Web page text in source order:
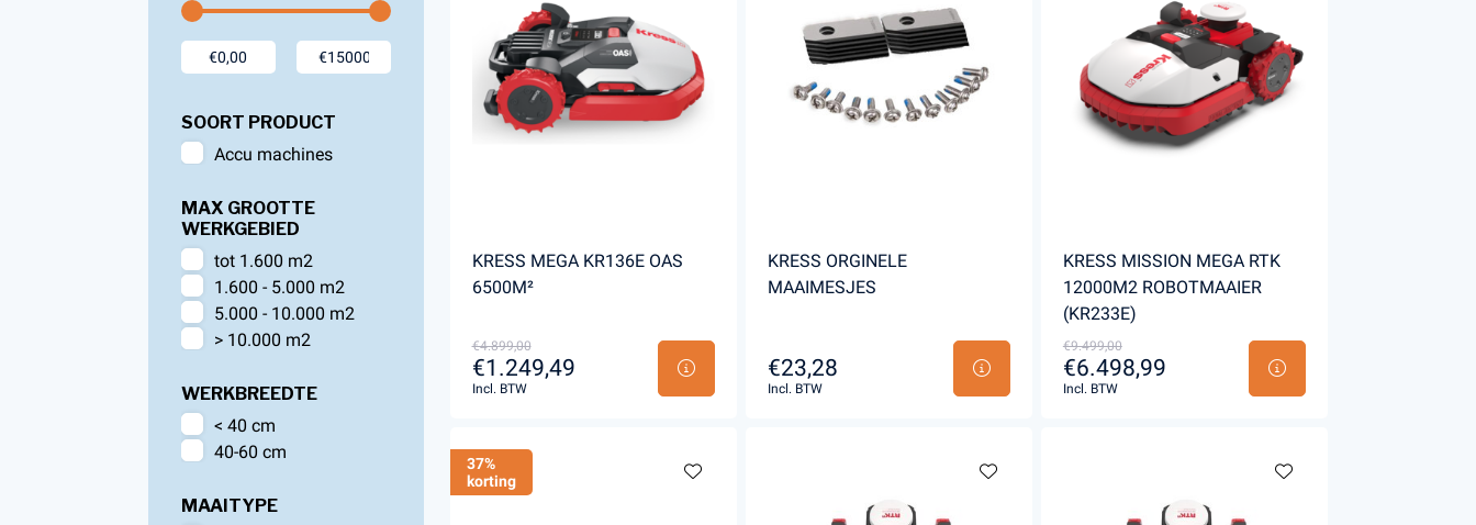
Accessoires voor Handgedragen
machines
(PBM)
Helmen
Gezichtsbescherming
Handschoenen
Gehoorbescherming
Accu's en Laders
Husqvarna Aspire Accu's en Laders
Brandstof en Smeermiddelen
Handgereedschappen
Carburateurgereedschap
Combi-gereedschap
Speelgoed
SOORT PRODUCT
Accu machines
MAX GROOTTE
WERKGEBIED
tot 1.600 m2
1.600 - 5.000 m2
5.000 - 10.000 m2
> 10.000 m2
WERKBREEDTE
< 40 cm
40-60 cm
MAAITYPE
KRESS MEGA KR136E OAS
6500M²
€4.899,00
€1.249,49
Incl. BTW
KRESS ORGINELE
MAAIMESJES
€23,28
Incl. BTW
KRESS MISSION MEGA RTK
12000M2 ROBOTMAAIER
(KR233E)
€9.499,00
€6.498,99
Incl. BTW
37%
korting